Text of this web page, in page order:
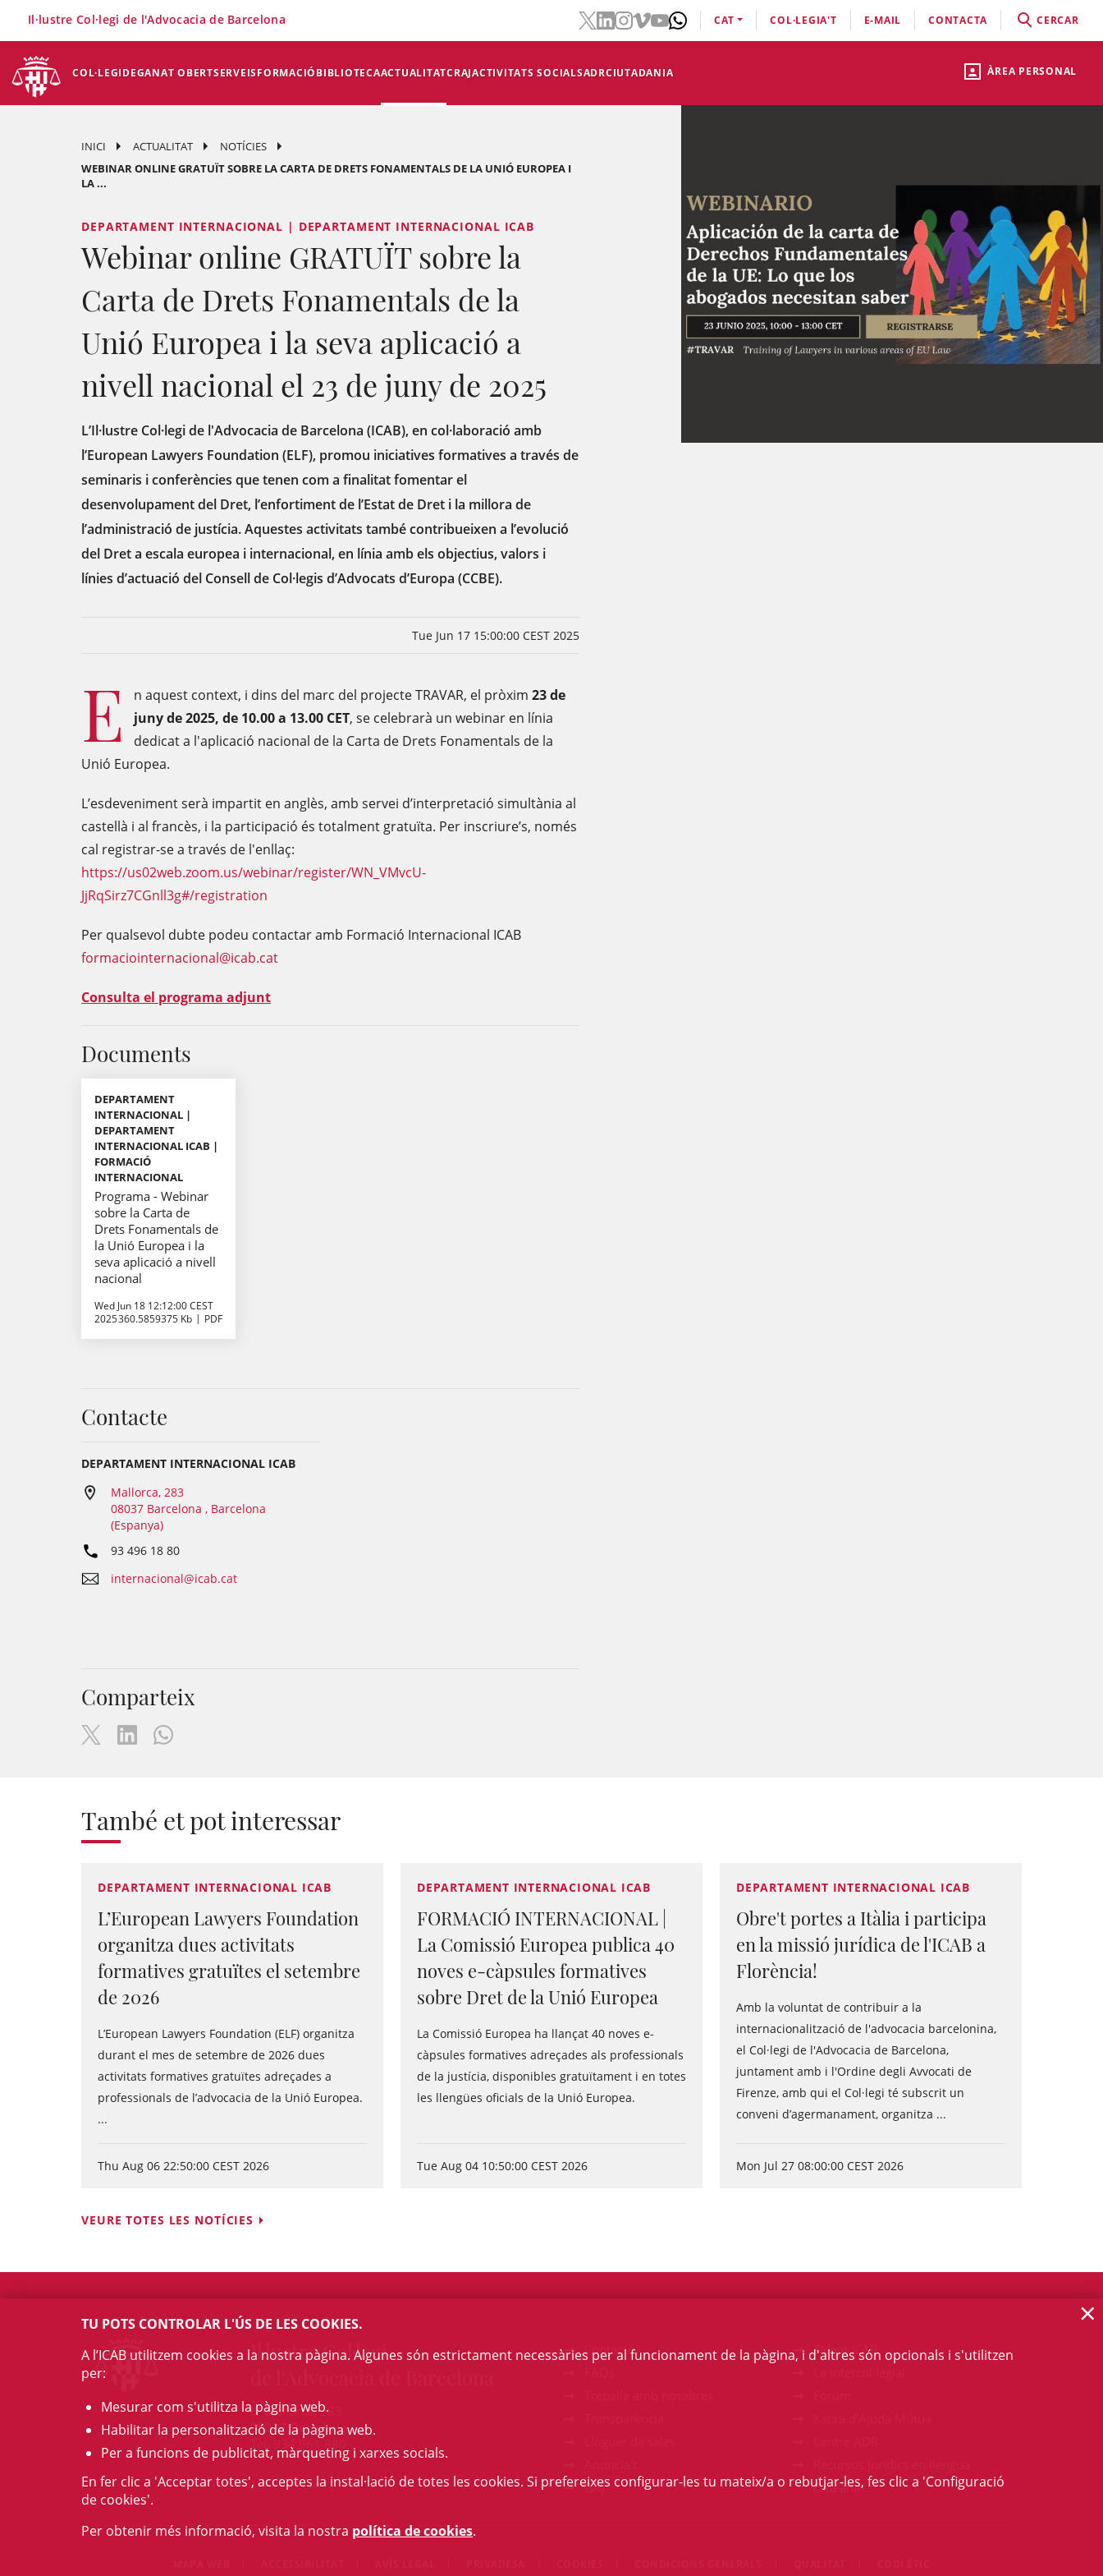
ÀREA PERSONAL
COL·LEGIDEGANAT OBERTSERVEISFORMACIÓBIBLIOTECAACTUALITATCRAJACTIVITATS SOCIALSADRCIUTADANIA
Il·lustre Col·legi de l'Advocacia de Barcelona CAT COL·LEGIA'T E-MAIL CONTACTA CERCAR
INICI ACTUALITAT
NOTÍCIES
WEBINAR ONLINE GRATUÏT SOBRE LA CARTA DE DRETS FONAMENTALS DE LA UNIÓ EUROPEA I
LA ...
DEPARTAMENT INTERNACIONAL | DEPARTAMENT INTERNACIONAL ICAB
Webinar online GRATUÏT sobre la
Carta de Drets Fonamentals de la
Unió Europea i la seva aplicació a
nivell nacional el 23 de juny de 2025
L’Il·lustre Col·legi de l'Advocacia de Barcelona (ICAB), en col·laboració amb
l’European Lawyers Foundation (ELF), promou iniciatives formatives a través de
seminaris i conferències que tenen com a finalitat fomentar el
desenvolupament del Dret, l’enfortiment de l’Estat de Dret i la millora de
l’administració de justícia. Aquestes activitats també contribueixen a l’evolució
del Dret a escala europea i internacional, en línia amb els objectius, valors i
línies d’actuació del Consell de Col·legis d’Advocats d’Europa (CCBE).
Tue Jun 17 15:00:00 CEST 2025
E n aquest context, i dins del marc del projecte TRAVAR, el pròxim 23 de
juny de 2025, de 10.00 a 13.00 CET, se celebrarà un webinar en línia
dedicat a l'aplicació nacional de la Carta de Drets Fonamentals de la
Unió Europea.
L’esdeveniment serà impartit en anglès, amb servei d’interpretació simultània al
castellà i al francès, i la participació és totalment gratuïta. Per inscriure’s, només
cal registrar-se a través de l'enllaç:
https://us02web.zoom.us/webinar/register/WN_VMvcU-
JjRqSirz7CGnll3g#/registration
Per qualsevol dubte podeu contactar amb Formació Internacional ICAB
formaciointernacional@icab.cat
Consulta el programa adjunt
Documents
DEPARTAMENT
INTERNACIONAL |
DEPARTAMENT
INTERNACIONAL ICAB |
FORMACIÓ
INTERNACIONAL
Programa - Webinar
sobre la Carta de
Drets Fonamentals de
la Unió Europea i la
seva aplicació a nivell
nacional
Wed Jun 18 12:12:00 CEST
2025360.5859375 Kb PDF
Contacte
DEPARTAMENT INTERNACIONAL ICAB
Mallorca, 283
08037 Barcelona , Barcelona
(Espanya)
93 496 18 80
internacional@icab.cat
Comparteix
També et pot interessar
DEPARTAMENT INTERNACIONAL ICAB
L’European Lawyers Foundation
organitza dues activitats
formatives gratuïtes el setembre
de 2026
L’European Lawyers Foundation (ELF) organitza
durant el mes de setembre de 2026 dues
activitats formatives gratuïtes adreçades a
professionals de l’advocacia de la Unió Europea.
...
Thu Aug 06 22:50:00 CEST 2026
DEPARTAMENT INTERNACIONAL ICAB
FORMACIÓ INTERNACIONAL |
La Comissió Europea publica 40
noves e-càpsules formatives
sobre Dret de la Unió Europea
La Comissió Europea ha llançat 40 noves e-
càpsules formatives adreçades als professionals
de la justícia, disponibles gratuïtament i en totes
les llengües oficials de la Unió Europea.
Tue Aug 04 10:50:00 CEST 2026
DEPARTAMENT INTERNACIONAL ICAB
Obre't portes a Itàlia i participa
en la missió jurídica de l'ICAB a
Florència!
Amb la voluntat de contribuir a la
internacionalització de l'advocacia barcelonina,
el Col·legi de l'Advocacia de Barcelona,
juntament amb i l'Ordine degli Avvocati de
Firenze, amb qui el Col·legi té subscrit un
conveni d’agermanament, organitza ...
Mon Jul 27 08:00:00 CEST 2026
VEURE TOTES LES NOTÍCIES
Il·lustre Col·legi
c/ Mallorca, 283
08037 Barcelona
Tel. 934 961 880
Contacte
GAJ
Talent ICAB
catalana
TU POTS CONTROLAR L'ÚS DE LES COOKIES.
A l’ICAB utilitzem cookies a la nostra pàgina. Algunes són estrictament necessàries per al funcionament de la pàgina, i d'altres són opcionals i s'utilitzen
per:
Mesurar com s'utilitza la pàgina web.
Habilitar la personalització de la pàgina web.
Per a funcions de publicitat, màrqueting i xarxes socials.
En fer clic a 'Acceptar totes', acceptes la instal·lació de totes les cookies. Si prefereixes configurar-les tu mateix/a o rebutjar-les, fes clic a 'Configuració
de cookies'.
Per obtenir més informació, visita la nostra política de cookies.
×